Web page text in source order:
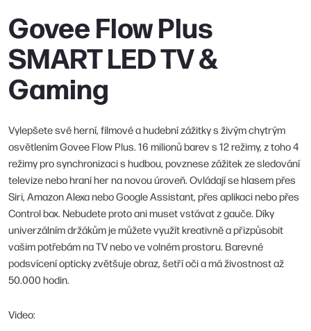
Govee Flow Plus
SMART LED TV &
Gaming
Vylepšete své herní, filmové a hudební zážitky s živým chytrým
osvětlením Govee Flow Plus. 16 milionů barev s 12 režimy, z toho 4
režimy pro synchronizaci s hudbou, povznese zážitek ze sledování
televize nebo hraní her na novou úroveň. Ovládají se hlasem přes
Siri, Amazon Alexa nebo Google Assistant, přes aplikaci nebo přes
Control box. Nebudete proto ani muset vstávat z gauče. Díky
univerzálním držákům je můžete využít kreativně a přizpůsobit
vašim potřebám na TV nebo ve volném prostoru. Barevné
podsvícení opticky zvětšuje obraz, šetří oči a má živostnost až
50.000 hodin.
Video: